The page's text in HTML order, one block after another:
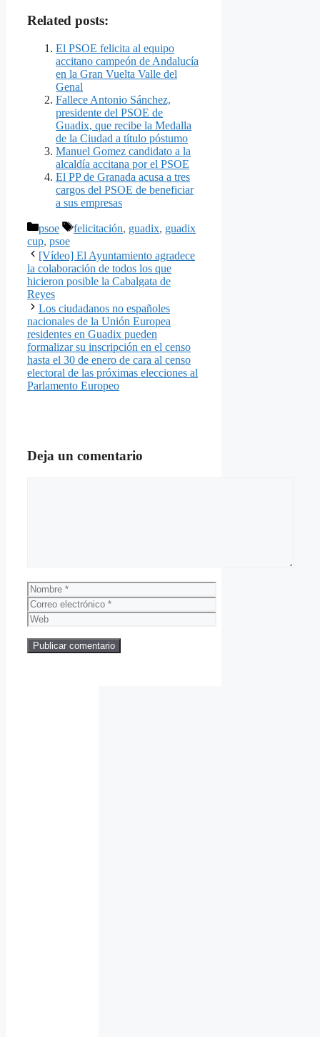
Related posts:
El PSOE felicita al equipo
accitano campeón de Andalucía
en la Gran Vuelta Valle del
Genal
Fallece Antonio Sánchez,
presidente del PSOE de
Guadix, que recibe la Medalla
de la Ciudad a título póstumo
Manuel Gomez candidato a la
alcaldía accitana por el PSOE
El PP de Granada acusa a tres
cargos del PSOE de beneficiar
a sus empresas
Categorías
psoe Etiquetas
felicitación, guadix, guadix
cup, psoe
[Vídeo] El Ayuntamiento agradece
la colaboración de todos los que
hicieron posible la Cabalgata de
Reyes
Los ciudadanos no españoles
nacionales de la Unión Europea
residentes en Guadix pueden
formalizar su inscripción en el censo
hasta el 30 de enero de cara al censo
electoral de las próximas elecciones al
Parlamento Europeo
Deja un comentario
Nombre
Correo
electrónico
Web